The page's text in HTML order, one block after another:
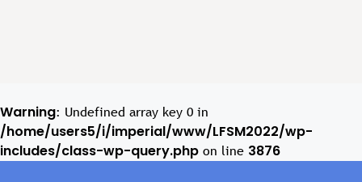
Warning: Undefined array key 0 in
/home/users5/i/imperial/www/LFSM2022/wp-
includes/class-wp-query.php on line 3876